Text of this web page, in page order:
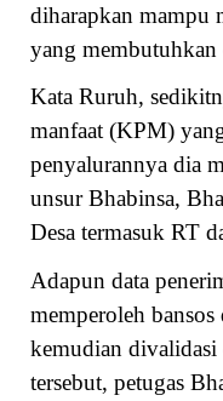
diharapkan mampu
yang membutuhkan
Kata Ruruh,
manfaat (KPM)
penyalurannya dia
unsur Bhabinsa,
Desa termasuk RT
Adapun data
memperoleh
kemudian
tersebut, petugas